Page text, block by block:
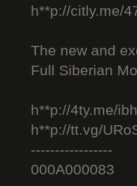
h**p://citly.me/
The new and
Full Siberian
h**p://4ty.me/
h**p://tt.vg/
-----------------
000A000083